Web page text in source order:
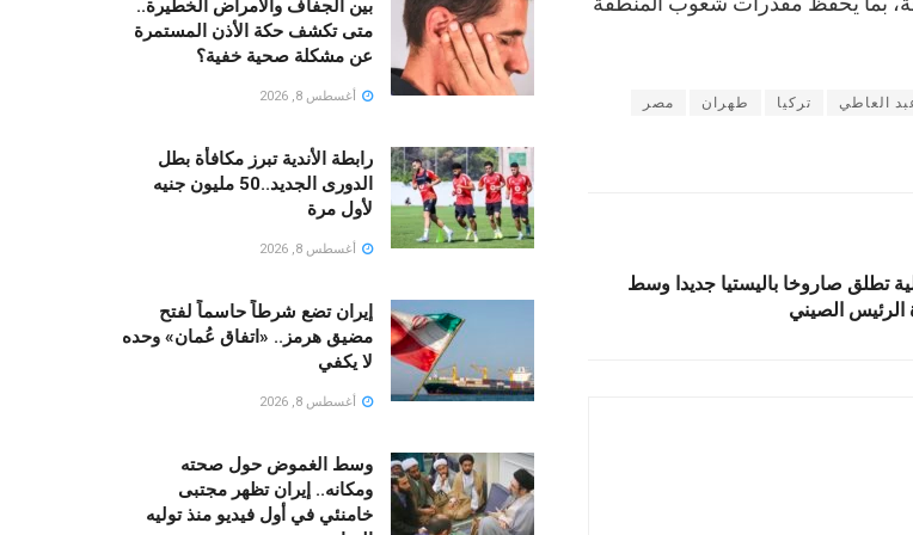
العاطي تركيا طهران مصر
تطلق صاروخا باليستيا جديدا وسط
الرئيس الصيني
بين الجفاف والأمراض الخطيرة..
متى تكشف حكة الأذن المستمرة
عن مشكلة صحية خفية؟
أغسطس 8, 2026
رابطة الأندية تبرز مكافأة بطل
الدورى الجديد..50 مليون جنيه
لأول مرة
أغسطس 8, 2026
إيران تضع شرطاً حاسماً لفتح
مضيق هرمز.. «اتفاق عُمان» وحده
لا يكفي
أغسطس 8, 2026
وسط الغموض حول صحته
ومكانه.. إيران تظهر مجتبى
خامنئي في أول فيديو منذ توليه